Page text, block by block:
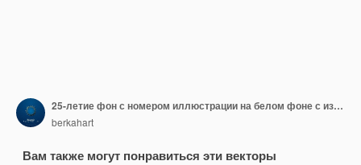
25-летие фон с номером иллюстрации на белом фоне с изображением.
berkahart
Вам также могут понравиться эти векторы